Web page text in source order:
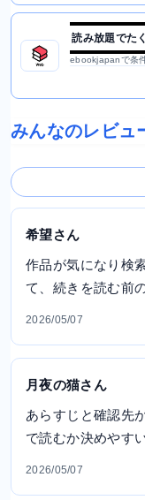
読み放題でた
ebookjapanで条
みんなのレビュ
希望さん
作品が気になり検
て、続きを読む前
2026/05/07
月夜の猫さん
あらすじと確認先
で読むか決めやす
2026/05/07